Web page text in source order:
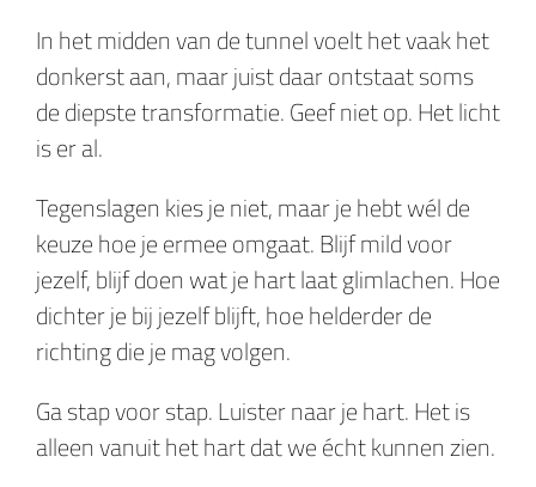
In het midden van de tunnel voelt het vaak het
donkerst aan, maar juist daar ontstaat soms
de diepste transformatie. Geef niet op. Het licht
is er al.
Tegenslagen kies je niet, maar je hebt wél de
keuze hoe je ermee omgaat. Blijf mild voor
jezelf, blijf doen wat je hart laat glimlachen. Hoe
dichter je bij jezelf blijft, hoe helderder de
richting die je mag volgen.
Ga stap voor stap. Luister naar je hart. Het is
alleen vanuit het hart dat we écht kunnen zien.